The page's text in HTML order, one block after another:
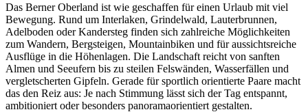
Das Berner Oberland ist wie geschaffen für einen Urlaub mit viel
Bewegung. Rund um Interlaken, Grindelwald, Lauterbrunnen,
Adelboden oder Kandersteg finden sich zahlreiche Möglichkeiten
zum Wandern, Bergsteigen, Mountainbiken und für aussichtsreiche
Ausflüge in die Höhenlagen. Die Landschaft reicht von sanften
Almen und Seeufern bis zu steilen Felswänden, Wasserfällen und
vergletscherten Gipfeln. Gerade für sportlich orientierte Paare macht
das den Reiz aus: Je nach Stimmung lässt sich der Tag entspannt,
ambitioniert oder besonders panoramaorientiert gestalten.